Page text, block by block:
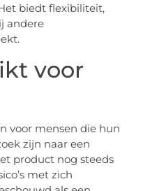
biedt flexibiliteit,
andere
voor
voor mensen die hun
zijn naar een
product nog steeds
met zich